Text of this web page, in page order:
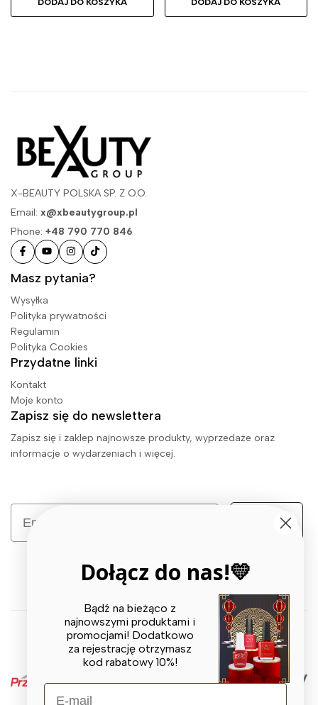
DODAJ DO KOSZYKA DODAJ DO KOSZYKA
X-BEAUTY POLSKA SP. Z O.O.
Email: x@xbeautygroup.pl
Phone: +48 790 770 846
Masz pytania?
Wysyłka
Polityka prywatności
Regulamin
Polityka Cookies
Przydatne linki
Kontakt
Moje konto
Zapisz się do newslettera
Zapisz się i zaklep najnowsze produkty, wyprzedaże oraz
informacje o wydarzeniach i więcej.
Email
Zapisz się
© 2026 X BEAUTY GROUP. All Rights Reserved
Dołącz do nas!💛
Bądź na bieżąco z
najnowszymi produktami i
promocjami! Dodatkowo
za rejestrację otrzymasz
kod rabatowy 10%!
E-mail